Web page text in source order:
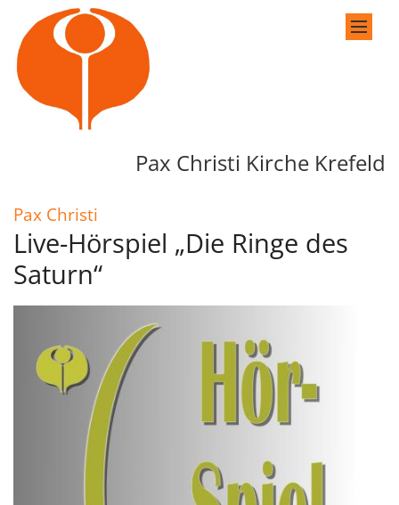
Zum Inhalt springen
Pax Christi Kirche Krefeld
Pax Christi
Live-Hörspiel „Die Ringe des
Saturn“